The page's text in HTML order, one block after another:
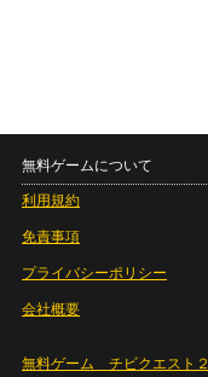
無料ゲームについて
利用規約
免責事項
プライバシーポリシー
会社概要
無料ゲーム チビクエスト２